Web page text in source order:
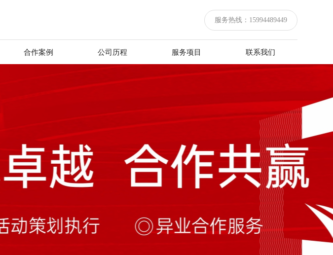
服务热线： 15994489449
合作案例 公司历程 服务项目 联系我们